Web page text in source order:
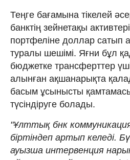
Теңге бағамына тікелей
банктің зейнетақы
портфеліне доллар сатып
туралы шешімі. Яғни бұл
бюджетке трансферттер
алынған ақшанарықта
басым ұсынысты
түсіндіруге болады.
"Ұлттық бнк
біртіндеп артып келеді.
ауызша интервенция